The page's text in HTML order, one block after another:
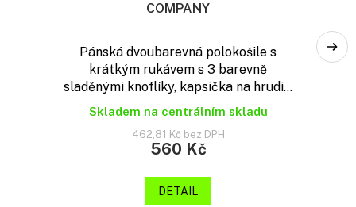
COMPANY
Pánská dvoubarevná polokošile s
krátkým rukávem s 3 barevně
sladěnými knoflíky, kapsička na hrudi...
Skladem na centrálním skladu
462,81 Kč bez DPH
560 Kč
DETAIL